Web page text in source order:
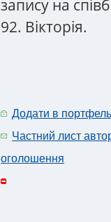
запису на
92. Вікторія.
Додати в портфель
Частний лист
оголошення